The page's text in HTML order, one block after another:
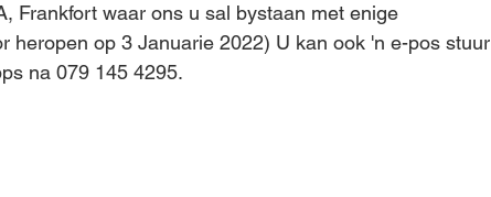
Frankfort waar ons u sal bystaan met enige
heropen op 3 Januarie 2022) U kan ook 'n e-pos stuur
na 079 145 4295.